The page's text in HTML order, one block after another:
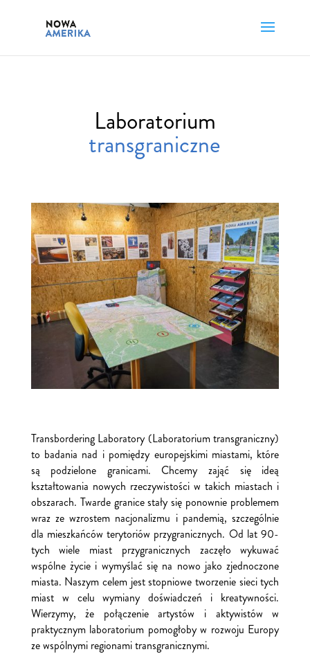
Laboratorium
transgraniczne
Transbordering Laboratory (Laboratorium transgraniczny)
to badania nad i pomiędzy europejskimi miastami, które
są podzielone granicami. Chcemy zająć się ideą
kształtowania nowych rzeczywistości w takich miastach i
obszarach. Twarde granice stały się ponownie problemem
wraz ze wzrostem nacjonalizmu i pandemią, szczególnie
dla mieszkańców terytoriów przygranicznych. Od lat 90-
tych wiele miast przygranicznych zaczęło wykuwać
wspólne życie i wymyślać się na nowo jako zjednoczone
miasta. Naszym celem jest stopniowe tworzenie sieci tych
miast w celu wymiany doświadczeń i kreatywności.
Wierzymy, że połączenie artystów i aktywistów w
praktycznym laboratorium pomogłoby w rozwoju Europy
ze wspólnymi regionami transgranicznymi.